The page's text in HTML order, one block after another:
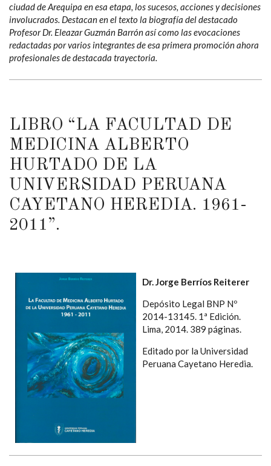
ciudad de Arequipa en esa etapa, los sucesos, acciones y decisiones
involucrados. Destacan en el texto la biografía del destacado
Profesor Dr. Eleazar Guzmán Barrón así como las evocaciones
redactadas por varios integrantes de esa primera promoción ahora
profesionales de destacada trayectoria.
LIBRO “LA FACULTAD DE
MEDICINA ALBERTO
HURTADO DE LA
UNIVERSIDAD PERUANA
CAYETANO HEREDIA. 1961-
2011”.
Dr. Jorge Berríos Reiterer
Depósito Legal BNP Nº
2014-13145. 1ª Edición.
Lima, 2014. 389 páginas.
Editado por la Universidad
Peruana Cayetano Heredia.